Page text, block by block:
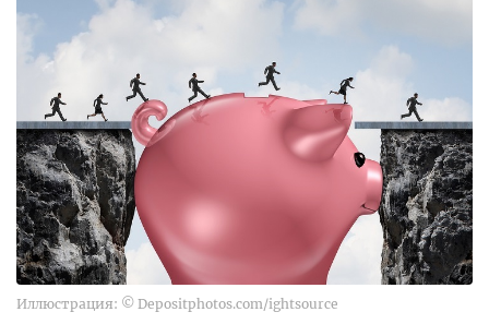
Иллюстрация: © Depositphotos.com/ightsource